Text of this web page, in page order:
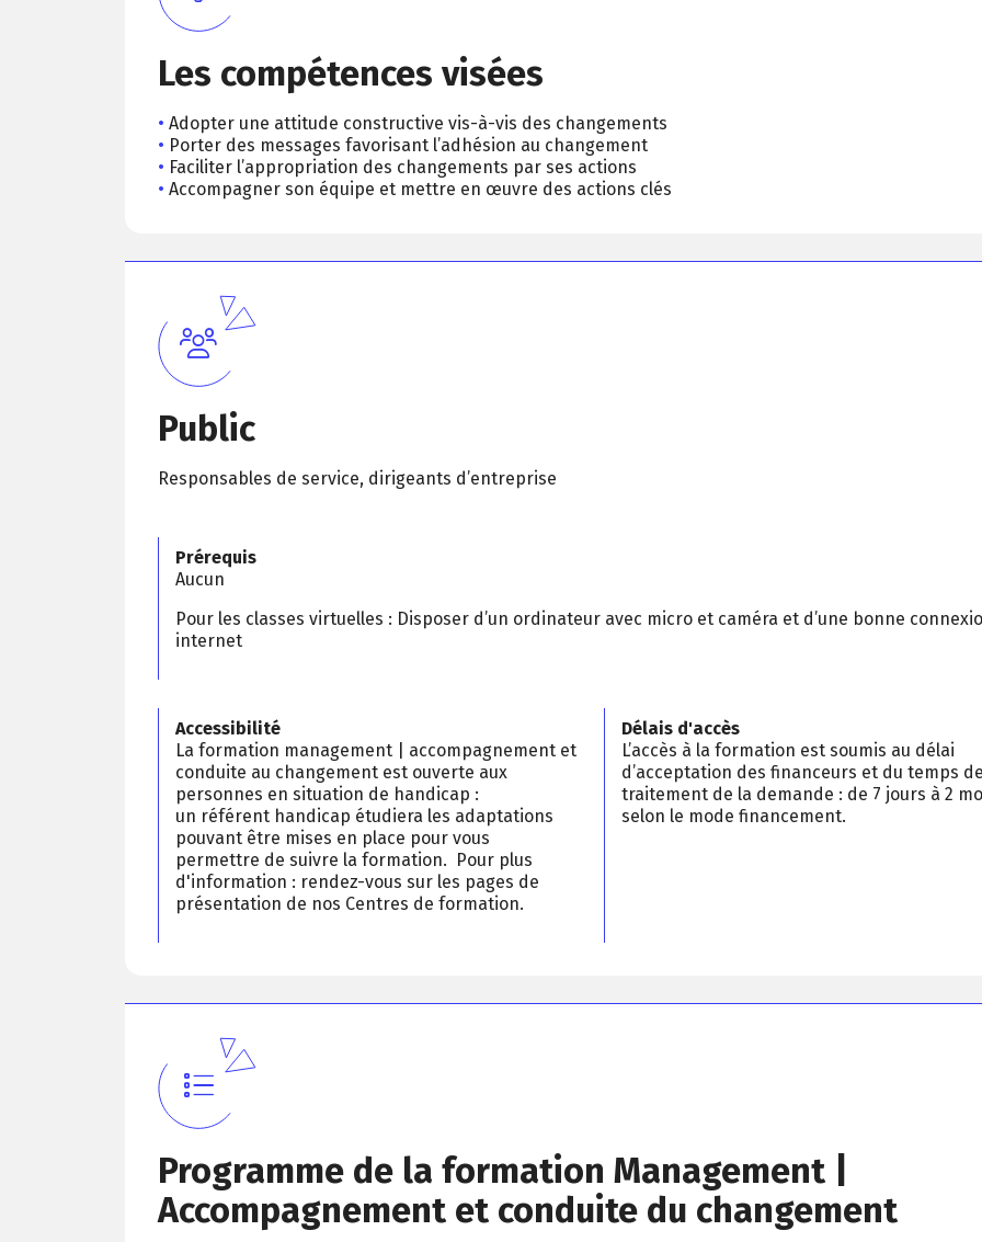
Les compétences visées
Adopter une attitude constructive vis-à-vis des changements
Porter des messages favorisant l’adhésion au changement
Faciliter l’appropriation des changements par ses actions
Accompagner son équipe et mettre en œuvre des actions clés
Public
Responsables de service, dirigeants d’entreprise
Prérequis
Aucun
Pour les classes virtuelles : Disposer d’un ordinateur avec micro et caméra et d’une bonne
internet
Accessibilité
La formation management | accompagnement et
conduite au changement est ouverte aux
personnes en situation de handicap :
un référent handicap étudiera les adaptations
pouvant être mises en place pour vous
permettre de suivre la formation. Pour plus
d'information : rendez-vous sur les pages de
présentation de nos Centres de formation.
Délais d'accès
L’accès à la formation est soumis au délai
d’acceptation des financeurs et du temps
traitement de la demande : de 7 jours à 2
selon le mode financement.
Programme de la formation Management |
Accompagnement et conduite du changement